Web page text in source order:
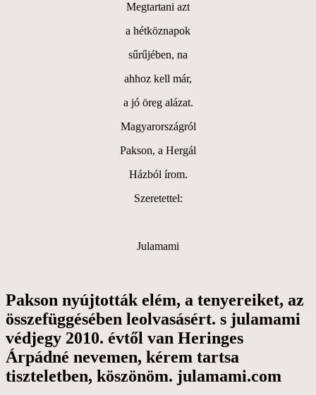
Megtartani azt
a hétköznapok
sűrűjében, na
ahhoz kell már,
a jó öreg alázat.
Magyarországról
Pakson, a Hergál
Házból írom.
Szeretettel:
Julamami
Pakson nyújtották elém, a tenyereiket, az
összefüggésében leolvasásért. s julamami
védjegy 2010. évtől van Heringes
Árpádné nevemen, kérem tartsa
tiszteletben, köszönöm. julamami.com